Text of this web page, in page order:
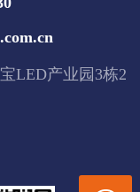
LED产业园3栋2